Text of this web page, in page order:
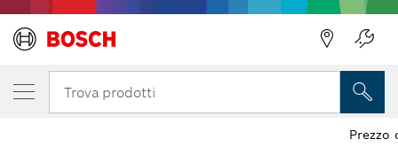
Trova prodotti
LA TUA VARIANTE SELEZIONATA
MAIZ 32 EPC Lama per utensili
Prezzo